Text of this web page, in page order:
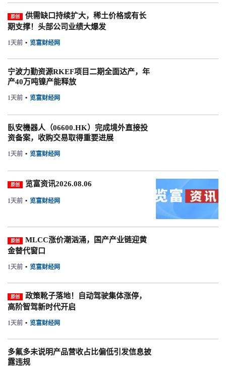
原创
供需缺口持续扩大，稀土价格或有长
期支撑！头部公司业绩大爆发
1天前 • 览富财经网
宁波力勤资源RKEF项目二期全面达产，年
产40万吨镍产能释放
1天前 • 览富财经网
臥安機器人（06600.HK）完成境外直接投
资备案，收购交易取得重要进展
1天前 • 览富财经网
原创 览富资讯2026.08.06
1天前 • 览富财经网
原创
MLCC涨价潮汹涌，国产产业链迎黄
金替代窗口
1天前 • 览富财经网
原创
政策靴子落地！自动驾驶集体涨停，
高阶智驾新时代开启
1天前 • 览富财经网
多氟多未说明产品营收占比偏低引发信息披
露违规